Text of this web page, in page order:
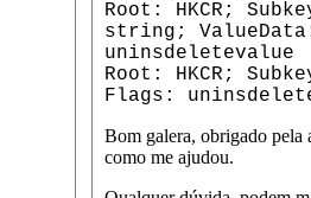
Root: HKCR;
string;
uninsdeletevalue
Root: HKCR;
Flags:
Bom galera, obrigado pela
como me ajudou.